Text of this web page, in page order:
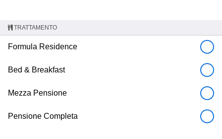
TRATTAMENTO
Formula Residence
Bed & Breakfast
Mezza Pensione
Pensione Completa